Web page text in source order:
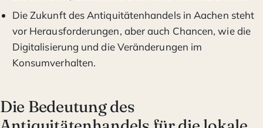
Die Zukunft des Antiquitätenhandels in Aachen steht
vor Herausforderungen, aber auch Chancen, wie die
Digitalisierung und die Veränderungen im
Konsumverhalten.
Die Bedeutung des